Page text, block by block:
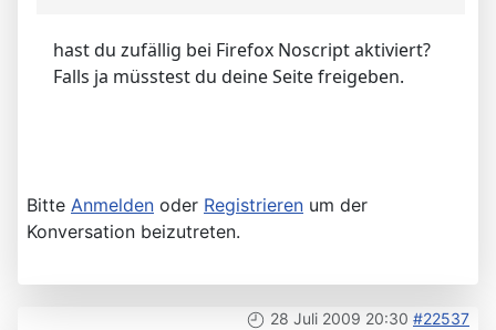
hast du zufällig bei Firefox Noscript aktiviert?
Falls ja müsstest du deine Seite freigeben.
Bitte Anmelden oder Registrieren um der
Konversation beizutreten.
28 Juli 2009 20:30 #22537